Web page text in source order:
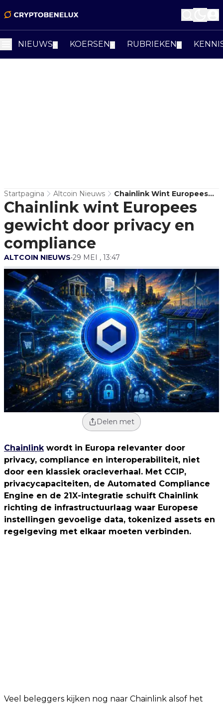
NIEUWS KOERSEN RUBRIEKEN
Startpagina Altcoin Nieuws
Chainlink Wint Europees
Gewicht Door Privacy En
Compliance
Chainlink wint Europees
gewicht door privacy en
compliance
ALTCOIN NIEUWS•29 MEI , 13:47
Delen met
Chainlinkwordt in Europa relevanter door
privacy, compliance en interoperabiliteit, niet
door een klassiek oracleverhaal. Met CCIP,
privacycapaciteiten, de Automated Compliance
Engine en de 21X-integratie schuift Chainlink
richting de infrastructuurlaag waar Europese
instellingen gevoelige data, tokenized assets en
regelgeving met elkaar moeten verbinden.
Veel beleggers kijken nog naar Chainlink alsof het